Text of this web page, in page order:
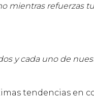
mientras refuerzas
y cada uno de
tendencias en